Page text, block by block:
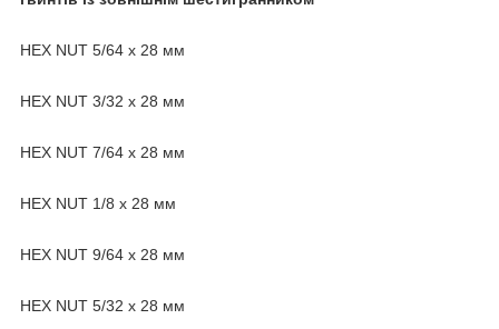
HEX NUT 5/64 х 28 мм
HEX NUT 3/32 х 28 мм
HEX NUT 7/64 х 28 мм
HEX NUT 1/8 х 28 мм
HEX NUT 9/64 х 28 мм
HEX NUT 5/32 х 28 мм